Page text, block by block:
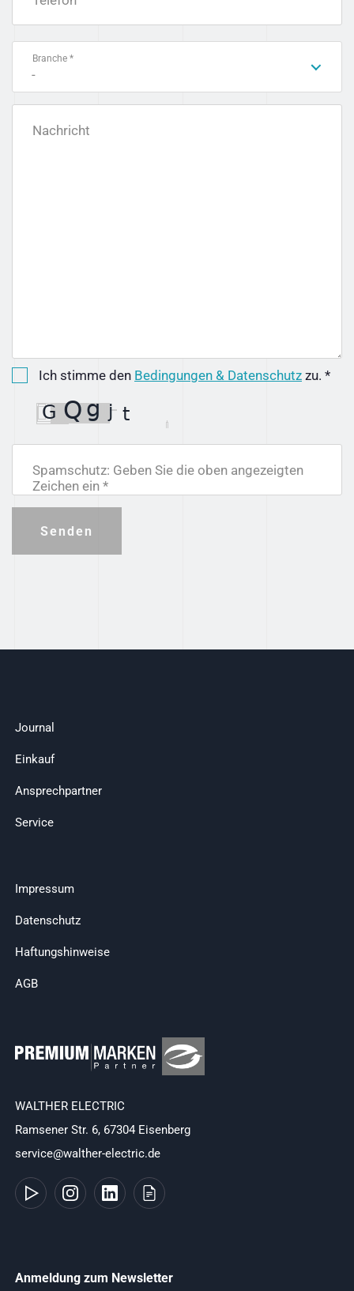
Branche *
-
Nachricht
Ich stimme den Bedingungen & Datenschutz zu. *
Spamschutz: Geben Sie die oben angezeigten
Zeichen ein *
Senden
Journal
Einkauf
Ansprechpartner
Service
Impressum
Datenschutz
Haftungshinweise
AGB
WALTHER ELECTRIC
Ramsener Str. 6, 67304 Eisenberg
service@walther-electric.de
Anmeldung zum Newsletter